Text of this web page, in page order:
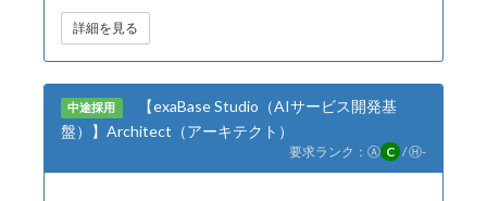
詳細を見る
中途採用
【exaBase Studio（AIサービス開発基
盤）】Architect（アーキテクト）
要求ランク： Ⓐ C /Ⓗ-